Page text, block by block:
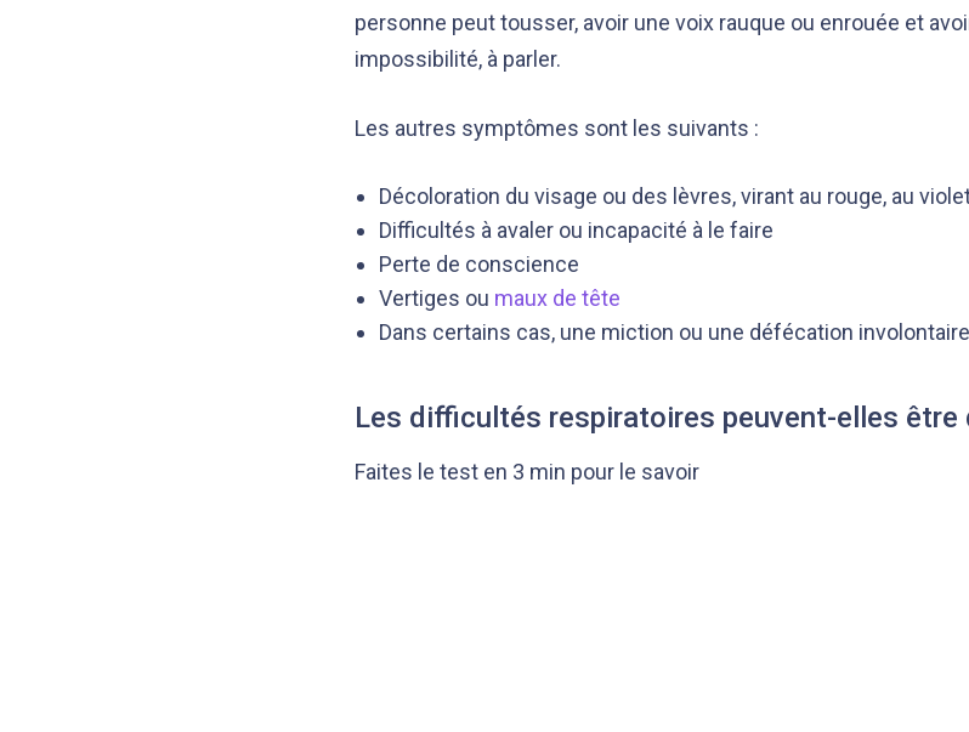
personne peut tousser, avoir une voix rauque ou enrouée et
impossibilité, à parler.
Les autres symptômes sont les suivants :
Décoloration du visage ou des lèvres, virant au rouge, au
Difficultés à avaler ou incapacité à le faire
Perte de conscience
Vertiges ou maux de tête
Dans certains cas, une miction ou une défécation
Les difficultés respiratoires peuvent-elles être
Faites le test en 3 min pour le savoir